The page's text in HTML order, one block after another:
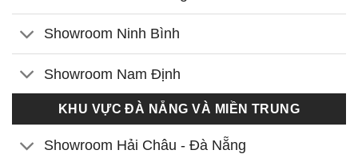
Showroom Ninh Bình
Showroom Nam Định
KHU VỰC ĐÀ NẴNG VÀ MIỀN TRUNG
Showroom Hải Châu - Đà Nẵng